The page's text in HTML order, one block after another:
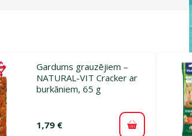
Gardums grauzējiem –
NATURAL-VIT Cracker ar
burkāniem, 65 g
1,79 € Pievienot